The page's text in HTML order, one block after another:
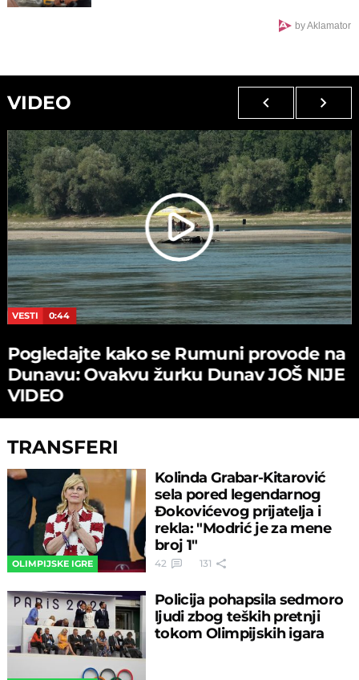
by Aklamator
VIDEO
VESTI 0:44
Pogledajte kako se Rumuni provode na
Dunavu: Ovakvu žurku Dunav JOŠ NIJE
VIDEO
TRANSFERI
OLIMPIJSKE IGRE
Kolinda Grabar-Kitarović
sela pored legendarnog
Đokovićevog prijatelja i
rekla: "Modrić je za mene
broj 1"
42 131
Policija pohapsila sedmoro
ljudi zbog teških pretnji
tokom Olimpijskih igara